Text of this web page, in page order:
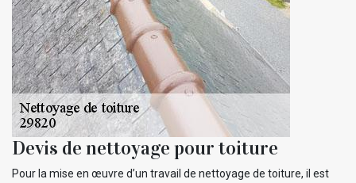
Devis de nettoyage pour toiture
Pour la mise en œuvre d’un travail de nettoyage de toiture, il est